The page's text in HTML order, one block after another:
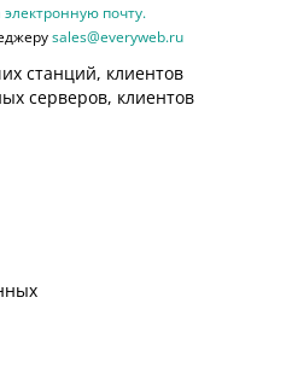
почту.
sales@everyweb.ru
станций, клиентов
серверов, клиентов